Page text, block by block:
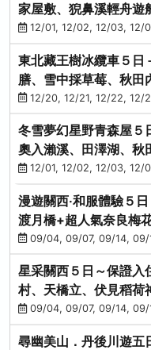
家屋敷、猊鼻溪輕舟遊
烤牡蠣、握壽司體驗
12/01, 12/02, 12/03, 12/
東北藏王樹冰纜車５日
膳、雪中採草莓、秋田
船、抹茶體驗
12/20, 12/21, 12/22, 12/
冬雪夢幻星野青森屋５
奧入瀨溪、田澤湖、秋
村(不進免稅店)
12/01, 12/02, 12/03, 12/
漫遊關西‧和服體驗５
渡月橋+超人氣奈良梅
09/04, 09/07, 09/14, 09/
星采關西５日～保證入
村、天橋立、伏見稻
09/04, 09/07, 09/14, 09/
尋幽美山．丹後川遊五